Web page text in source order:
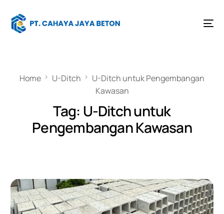
Home U-Ditch
U-Ditch untuk Pengembangan
Kawasan
Tag: U-Ditch untuk
Pengembangan Kawasan